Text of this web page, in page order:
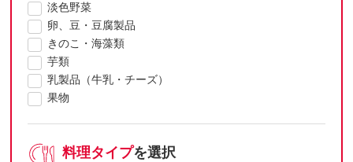
淡色野菜
卵、豆・豆腐製品
きのこ・海藻類
芋類
乳製品（牛乳・チーズ）
果物
料理タイプを選択